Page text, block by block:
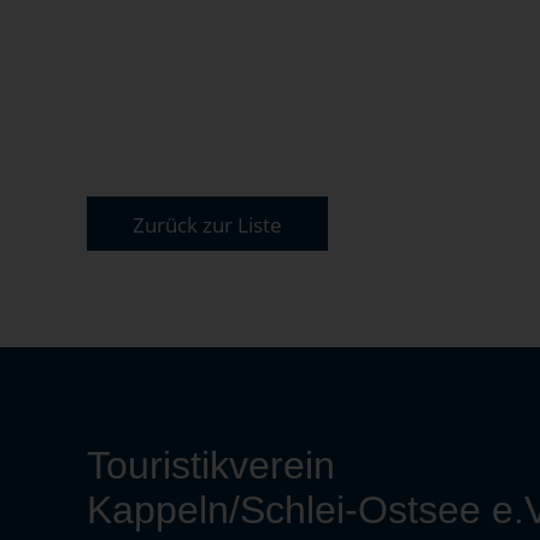
Zurück zur Liste
Touristikverein
Kappeln/Schlei-Ostsee